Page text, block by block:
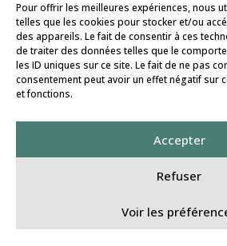
Pour offrir les meilleures expériences, nous
telles que les cookies pour stocker et/ou
des appareils. Le fait de consentir à ces
de traiter des données telles que le
les ID uniques sur ce site. Le fait de ne pas
consentement peut avoir un effet négatif sur
et fonctions.
Accepter
Refuser
Voir les
nous pour partager et
facebook.
Conception ISF Communication
À la une
Culture des prairies